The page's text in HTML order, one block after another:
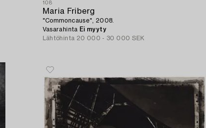
108
Maria Friberg
"Commoncause", 2008.
Vasarahinta Ei myyty
Lähtöhinta 20 000 - 30 000 SEK